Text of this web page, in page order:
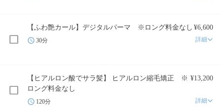
【ふわ艶カール】デジタルパーマ ※ロング料金なし ¥6,600
30分 詳細
【ヒアルロン酸でサラ髪】 ヒアルロン縮毛矯正 ※
ロング料金なし
¥13,200
120分 詳細